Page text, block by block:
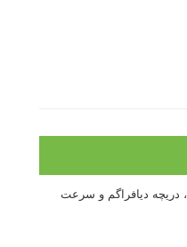
درک نوردهی – همراه با توضیح ISO، دریچه دیافراگم و سرعت